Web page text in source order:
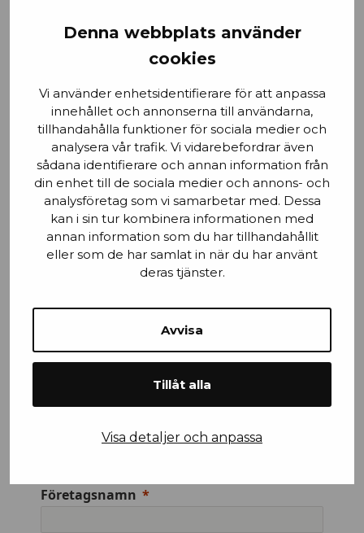
Denna webbplats använder
cookies
Vi använder enhetsidentifierare för att anpassa
innehållet och annonserna till användarna,
tillhandahålla funktioner för sociala medier och
analysera vår trafik. Vi vidarebefordrar även
sådana identifierare och annan information från
din enhet till de sociala medier och annons- och
analysföretag som vi samarbetar med. Dessa
kan i sin tur kombinera informationen med
annan information som du har tillhandahållit
eller som de har samlat in när du har använt
deras tjänster.
Avvisa
Tillåt alla
Visa detaljer och anpassa
Förnamn
Email
Stad
Efternamn
Företagsnamn